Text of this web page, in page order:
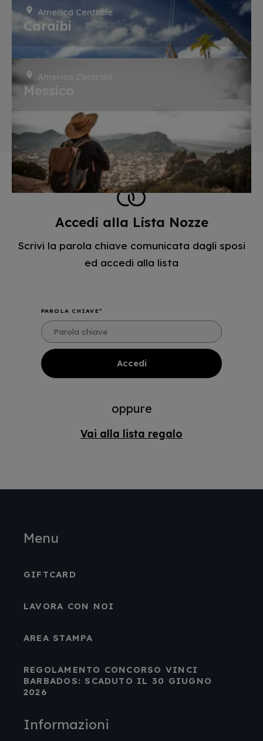
America Centrale
Caraibi
America Centrale
Messico
Accedi alla Lista Nozze
Scrivi la parola chiave comunicata dagli sposi
ed accedi alla lista
PAROLA CHIAVE
oppure
Vai alla lista regalo
Menu
GIFTCARD
LAVORA CON NOI
AREA STAMPA
REGOLAMENTO CONCORSO VINCI
BARBADOS: SCADUTO IL 30 GIUGNO
2026
Informazioni